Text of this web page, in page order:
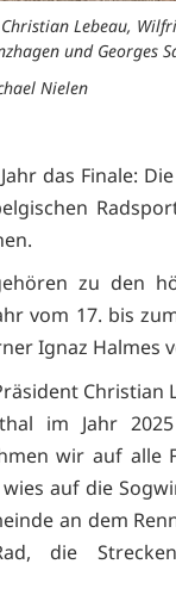
Lebeau,
und Georges
Nielen
das Finale:
zu den
vom 17. bis
Ignaz Halmes
Christian
im Jahr
wir auf alle
auf die
an dem
die